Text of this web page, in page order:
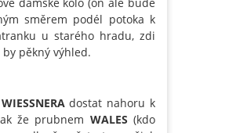
směrem podél potoka k
u starého hradu, zdi
pěkný výhled.
dostat nahoru k
že prubnem WALES (kdo